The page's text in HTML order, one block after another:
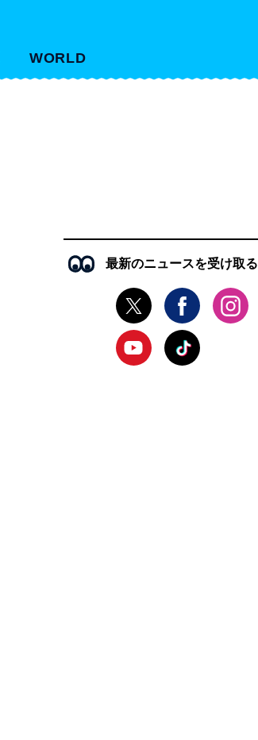
WORLD
最新のニュースを受け取る